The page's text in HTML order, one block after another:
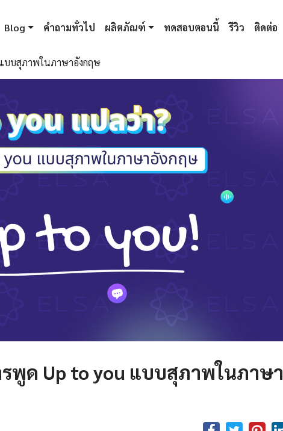
Blog คำถามทั่วไป ผลิตภัณฑ์ ทดสอบตอนนี้ รีวิว ติดต่อ
บบสุภาพในภาษาอังกฤษ
พูด Up to you แบบสุภาพในภาษา